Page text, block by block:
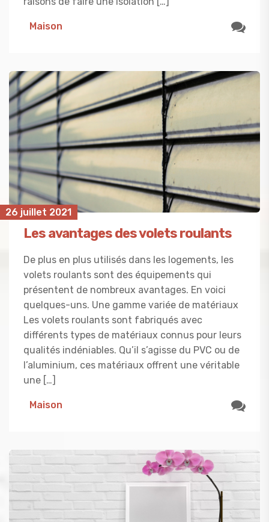
Maison
26 juillet 2021
Les avantages des volets roulants
De plus en plus utilisés dans les logements, les
volets roulants sont des équipements qui
présentent de nombreux avantages. En voici
quelques-uns. Une gamme variée de matériaux
Les volets roulants sont fabriqués avec
différents types de matériaux connus pour leurs
qualités indéniables. Qu’il s’agisse du PVC ou de
l’aluminium, ces matériaux offrent une véritable
une […]
Maison